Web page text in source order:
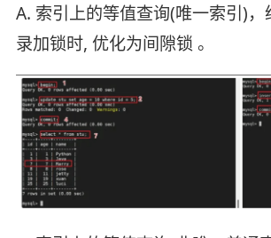
A. 索引上的等值查询(唯一索引)
录加锁时, 优化为间隙锁 。